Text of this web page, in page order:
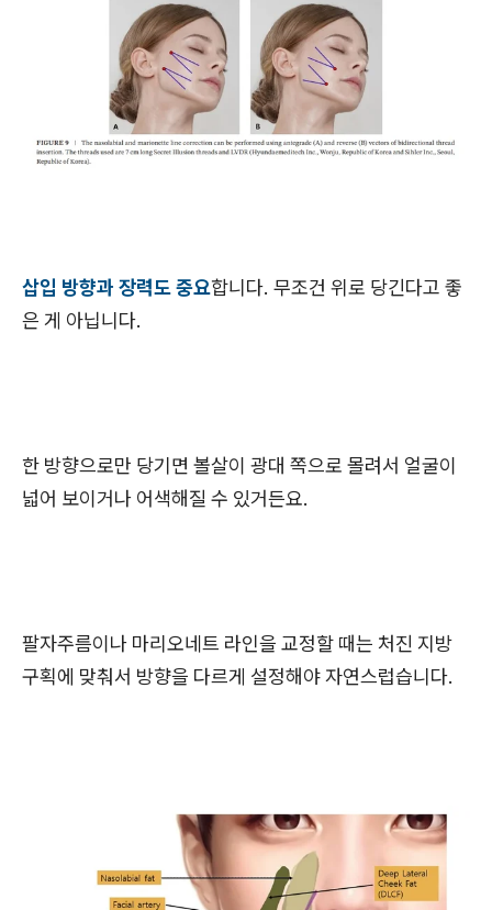
삽입 방향과 장력도 중요합니다. 무조건 위로 당긴다고 좋
은 게 아닙니다.
한 방향으로만 당기면 볼살이 광대 쪽으로 몰려서 얼굴이
넓어 보이거나 어색해질 수 있거든요.
팔자주름이나 마리오네트 라인을 교정할 때는 처진 지방
구획에 맞춰서 방향을 다르게 설정해야 자연스럽습니다.